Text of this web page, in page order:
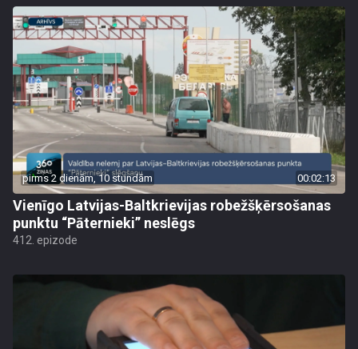
pirms 2 dienām, 10 stundām 00:02:13
Vienīgo Latvijas-Baltkrievijas robežšķērsošanas
punktu “Pāternieki” neslēgs
412. epizode